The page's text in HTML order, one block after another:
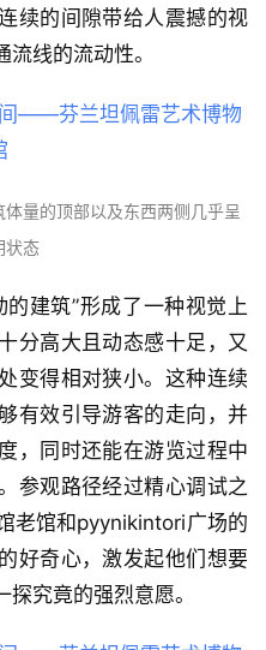
续的间隙带给人震撼的视
线的流动性。
量的顶部以及东西两侧几乎呈
状态
建筑”形成了一种视觉上
分高大且动态感十足，又
变得相对狭小。这种连续
有效引导游客的走向，并
，同时还能在游览过程中
参观路径经过精心调试之
老馆和pyynikintori广场的
好奇心，激发起他们想要
究竟的强烈意愿。